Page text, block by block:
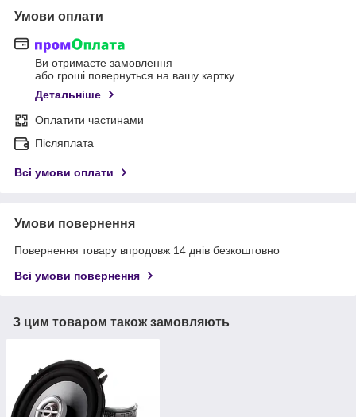
Умови оплати
Ви отримаєте замовлення
або гроші повернуться на вашу картку
Детальніше
Оплатити частинами
Післяплата
Всі умови оплати
Умови повернення
Повернення товару впродовж 14 днів безкоштовно
Всі умови повернення
З цим товаром також замовляють